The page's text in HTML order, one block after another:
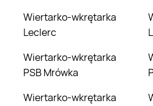
Wiertarko-wkrętarka
Leclerc
Wiertarko-wkrętarka
PSB Mrówka
Wiertarko-wkrętarka